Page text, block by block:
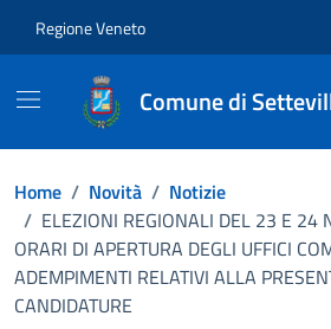
Regione Veneto
Comune di
Home / Novità / Notizie
/ ELEZIONI REGIONALI DEL 23 E 24
ORARI DI APERTURA DEGLI UFFICI
ADEMPIMENTI RELATIVI ALLA
CANDIDATURE